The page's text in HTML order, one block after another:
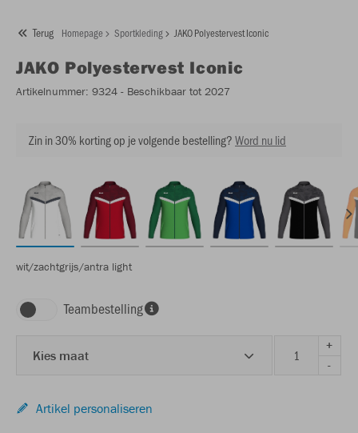
Terug Homepage Sportkleding JAKO Polyestervest Iconic
JAKO Polyestervest Iconic
Artikelnummer: 9324 - Beschikbaar tot 2027
Zin in 30% korting op je volgende bestelling?Word nu lid
wit/zachtgrijs/antra light
Teambestelling
Kies maat
+
-
Artikel personaliseren